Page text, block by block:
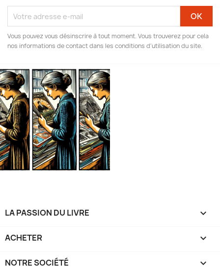
Vous pouvez vous désinscrire à tout moment. Vous trouverez pour cela
nos informations de contact dans les conditions d'utilisation du site.
LA PASSION DU LIVRE 
ACHETER 
NOTRE SOCIÉTÉ 